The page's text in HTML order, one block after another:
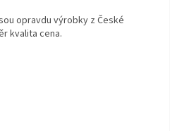
opravdu výrobky z České
kvalita cena.
je 5 z 5 hvězdiček.